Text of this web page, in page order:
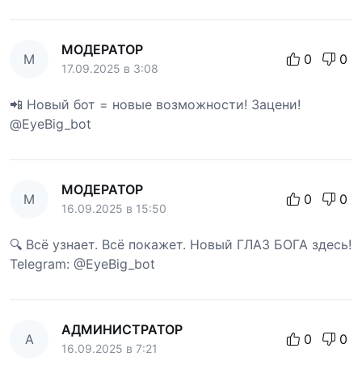
М
МОДЕРАТОР
17.09.2025 в 3:08
0 0
📲 Новый бот = новые возможности! Зацени!
@EyeBig_bot
М
МОДЕРАТОР
16.09.2025 в 15:50
0 0
🔍 Всё узнает. Всё покажет. Новый ГЛАЗ БОГА здесь!
Telegram: @EyeBig_bot
А
АДМИНИСТРАТОР
16.09.2025 в 7:21
0 0